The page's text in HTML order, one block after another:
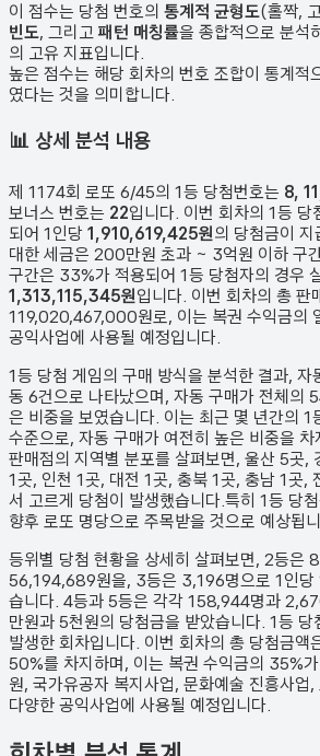
이 점수는 당첨 번호의 통계적 균형도(홀짝,
빈도, 그리고 패턴 매칭률을 종합적으로 분석
의 고유 지표입니다.
높은 점수는 해당 회차의 번호 조합이 통계적
였다는 것을 의미합니다.
📊 상세 분석 내용
제 1174회 로또 6/45의 1등 당첨번호는 8,
보너스 번호는 22입니다. 이번 회차의 1등 당
되어 1인당 1,910,619,425원의 당첨금이 지
대한 세금은 200만원 초과 ~ 3억원 이하 구
구간은 33%가 적용되어 1등 당첨자의 경우
1,313,115,345원입니다. 이번 회차의 총 판
119,020,467,000원로, 이는 복권 수익금의
공익사업에 사용될 예정입니다.
1등 당첨 게임의 구매 방식을 분석한 결과, 자
동 6건 으로 나타났으며, 자동 구매가 전체의
은 비중을 보였습니다. 이는 최근 몇 년간의 1
수준으로, 자동 구매가 여전히 높은 비중을 차
판매점의 지역별 분포를 살펴보면, 울산 5곳,
1곳, 인천 1곳, 대전 1곳, 충북 1곳, 충남 1곳,
서 고르게 당첨이 발생했습니다. 특히 1등 당
향후 로또 명당으로 주목받을 것으로 예상됩
등위별 당첨 현황을 상세히 살펴보면, 2등은
56,194,689원을, 3등은 3,196명으로 1인당
습니다. 4등과 5등은 각각 158,944명과
만원과 5천원의 당첨금을 받았습니다. 1등 당
발생한 회차입니다. 이번 회차의 총 당첨금액
50%를 차지하며, 이는 복권 수익금의 35%
원, 국가유공자 복지사업, 문화예술 진흥사업
다양한 공익사업에 사용될 예정입니다.